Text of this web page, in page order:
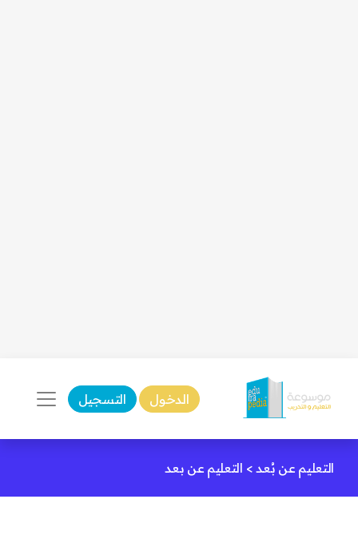
الدخول التسجيل
التعليم عن بُعد > التعليم عن بعد